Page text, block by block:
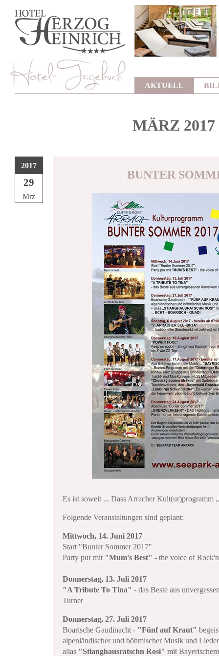
AKTUELL
MÄRZ 2017
2017
29
Mrz
BUNTER
Es ist soweit ... Dass Arracher Kult(ur)programm
Folgende Veranstaltungen sind geplant:
Mittwoch, 14. Juni 2017
Start "Bunter Sommer 2017"
Party pur mit "Mum's Best" - the voice of
Donnerstag, 13. Juli 2017
"A Tribute To Tina" - das Beste aus
Turner
Donnerstag, 27. Juli 2017
Boarische Gaudinacht - "Fünf auf Kraut"
alpenländischer und böhmischer Musik und
alias "Stianghausratschn Rosi" mit